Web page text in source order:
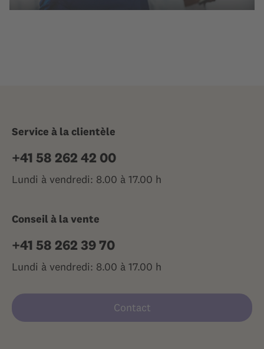
Service à la clientèle
+41 58 262 42 00
Lundi à vendredi: 8.00 à 17.00 h
Conseil à la vente
+41 58 262 39 70
Lundi à vendredi: 8.00 à 17.00 h
Contact